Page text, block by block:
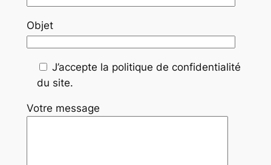
Objet
J’accepte la politique de confidentialité
du site.
Votre message